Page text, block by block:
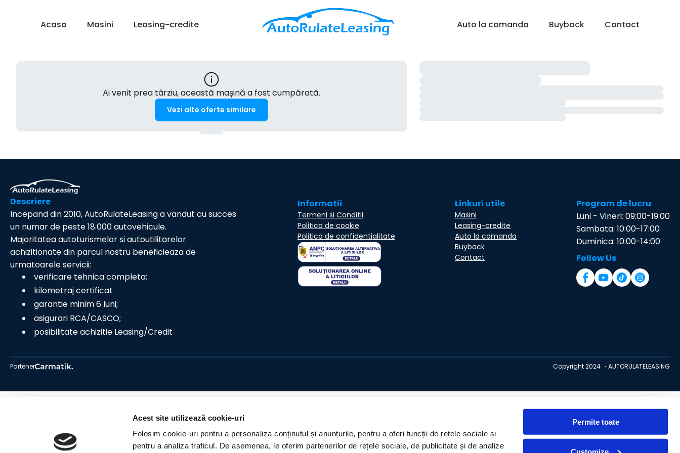
Acest site utilizează cookie-uri
Folosim cookie-uri pentru a personaliza conținutul și anunțurile, pentru a oferi funcții de rețele sociale și
pentru a analiza traficul. De asemenea, le oferim partenerilor de rețele sociale, de publicitate și de analize
Permite toate
Acasa Masini Leasing-credite Auto la comanda Buyback Contact
Ai venit prea târziu, această mașină a fost cumpărată.
Vezi alte oferte similare
Descriere
Incepand din 2010, AutoRulateLeasing a vandut cu succes
un numar de peste 18.000 autovehicule.
Majoritatea autoturismelor si autoutilitarelor
achizitionate din parcul nostru beneficieaza de
urmatoarele servicii:
verificare tehnica completa;
kilometraj certificat
garantie minim 6 luni;
asigurari RCA/CASCO;
posibilitate achizitie Leasing/Credit
Informatii
Termeni si Conditii
Politica de cookie
Politica de confidentialitate
Linkuri utile
Masini
Leasing-credite
Auto la comanda
Buyback
Contact
Program de lucru
Luni - Vineri: 09:00-19:00
Sambata: 10:00-17:00
Duminica: 10:00-14:00
Follow Us
Partener Copyright 2024 ・AUTORULATELEASING